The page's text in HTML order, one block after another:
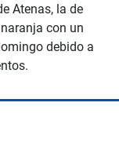
Atenas, la de
con un
debido a